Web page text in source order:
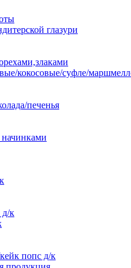
глазури
кокосовые/суфле/
печенья
д/к
попс д/к